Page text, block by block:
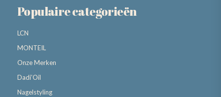
Populaire categorieën
LCN
MONTEIL
Onze Merken
Dadi’Oil
Nagelstyling